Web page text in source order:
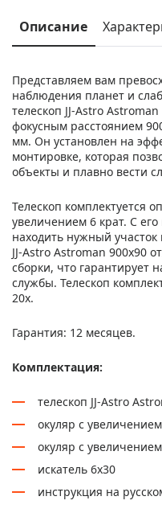
Описание
Представляем вам
наблюдения планет и
телескоп JJ-Astro
фокусным расстоянием
мм. Он установлен на
монтировке, которая
объекты и плавно вести
Телескоп комплектуется
увеличением 6 крат. С
находить нужный
JJ-Astro Astroman 900x90
сборки, что гарантирует
службы. Телескоп
20х.
Гарантия: 12 месяцев.
Комплектация:
телескоп JJ-Astro
окуляр с
окуляр с
искатель 6х30
инструкция на